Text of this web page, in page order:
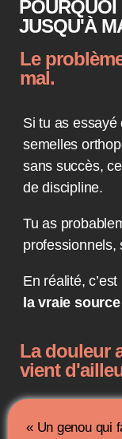
JUSQU'À
Le
mal.
Si tu as
semelles
sans succès,
de discipline.
Tu as
professionnels,
En réalité,
la vraie
La douleur
vient
« Un genou qui